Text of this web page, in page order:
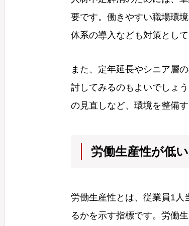
要です。働きやすい職場環
体系の導入なども対策として
また、定年延長やシニア層
討してみるのもよいでしょ
の見直しなど、環境を整備
労働生産性が低い
労働生産性とは、従業員1人
るかを示す指標です。労働